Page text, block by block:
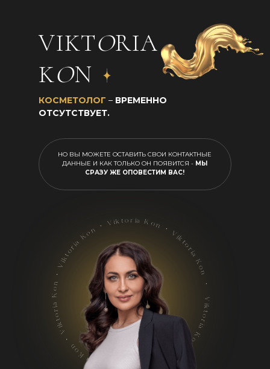
КОСМЕТОЛОГ – ВРЕМЕННО
ОТСУТСТВУЕТ.
VIKTORIA
KON
НО ВЫ МОЖЕТЕ ОСТАВИТЬ СВОИ КОНТАКТНЫЕ
ДАННЫЕ И КАК ТОЛЬКО ОН ПОЯВИТСЯ - МЫ
СРАЗУ ЖЕ ОПОВЕСТИМ ВАС!